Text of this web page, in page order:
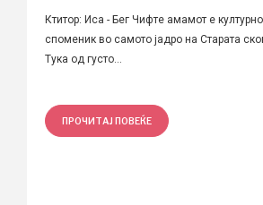
Ктитор: Иса - Бег Чифте амамот е
споменик во самото јадро на Старата
Тука од густо...
ПРОЧИТАЈ ПОВЕЌЕ